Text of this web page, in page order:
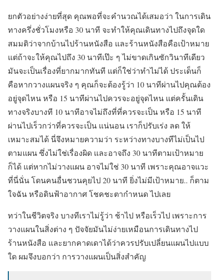
ยกตัวอย่างง่ายที่สุด คุณพอที่จะคำนวณได้เสมอว่า ในการเดิน
ทางครึ่งชั่วโมงหรือ 30 นาที จะทำให้คุณเดินทางไปถึงจุดใด
สมมติว่าจากบ้านไปร้านหนังสือ และร้านหนังสือคือเป้าหมาย
แต่ถ้าจะให้คุณไปถึง 30 นาทีเป๊ะ ๆ ไม่ขาดเกินซักวินาทีเดียว
มันจะเป็นเรื่องที่ยากมากทันที แต่ก็ใช่ว่าทำไม่ได้ ประเด็นก็
คือหากวางแผนจริง ๆ คุณก็จะต้องรู้ว่า 10 นาทีผ่านไปคุณต้อง
อยู่จุดไหน หรือ 15 นาทีผ่านไปควรจะอยู่จุดไหน แต่ครั้นเดิน
ทางจริงบางที 10 นาทีอาจไม่ถึงที่ที่ควรจะเป็น หรือ 15 นาที
ผ่านไปเร็วกว่าที่ควรจะเป็น แน่นอน เราก็ปรับเร่ง ลด ให้
เหมาะสมได้ นี่จึงหมายความว่า ระหว่างทางบางทีไม่เป็นไป
ตามแผน ซึ่งไม่ใช่เรื่องผิด และอาจถึง 30 นาทีตามเป้าหมาย
ก็ได้ แต่หากไม่วางแผน อาจไม่ใช่ 30 นาที เพราะคุณอาจแวะ
ที่นี่นั่น โดนคนอื่นชวนคุยไป 20 นาที ยิ่งไม่มีเป้าหมาย.. ก็ตาม
ใจฉัน หรือดินฟ้าอากาศ โชคชะตากำหนด ไปเลย
ทว่าในชีวิตจริง บางทีเราไม่รู้ว่า ช้าไป หรือเร็วไป เพราะการ
วางแผนในสิ่งต่าง ๆ ปัจจัยมันไม่ง่ายเหมือนการเดินทางไป
ร้านหนังสือ และยากคาดเดาได้ว่าควรปรับเปลี่ยนแผนไปแบบ
ใด ผมจึงบอกว่า การวางแผนเป็นสิ่งสำคัญ